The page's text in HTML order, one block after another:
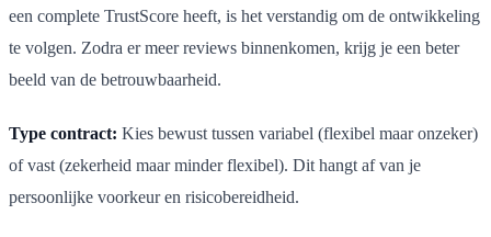
een complete TrustScore heeft, is het verstandig om de ontwikkeling
te volgen. Zodra er meer reviews binnenkomen, krijg je een beter
beeld van de betrouwbaarheid.
Type contract: Kies bewust tussen variabel (flexibel maar onzeker)
of vast (zekerheid maar minder flexibel). Dit hangt af van je
persoonlijke voorkeur en risicobereidheid.